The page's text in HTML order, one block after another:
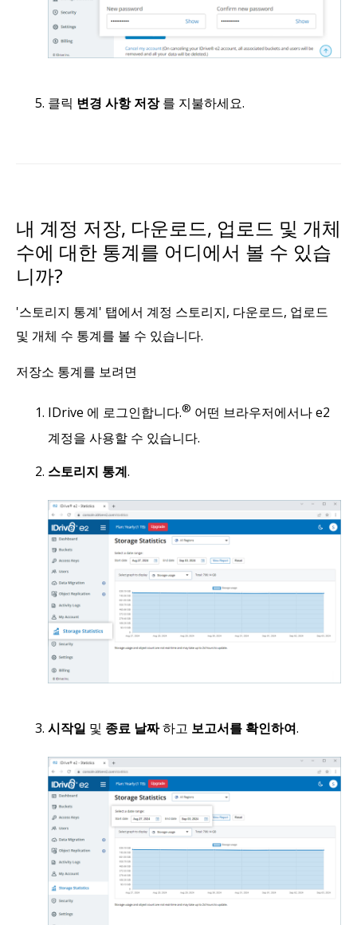
클릭 변경 사항 저장를 지불하세요.
내 계정 저장, 다운로드, 업로드 및 개체
수에 대한 통계를 어디에서 볼 수 있습
니까?
'스토리지 통계' 탭에서 계정 스토리지, 다운로드, 업로드
및 개체 수 통계를 볼 수 있습니다.
저장소 통계를 보려면
IDrive 에 로그인합니다.® 어떤 브라우저에서나 e2
계정을 사용할 수 있습니다.
스토리지 통계.
시작일 및 종료 날짜하고 보고서를 확인하여.